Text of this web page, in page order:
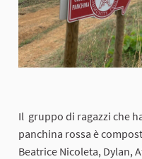
Il gruppo di ragazzi che
panchina rossa è
Beatrice Nicoleta, Dylan,